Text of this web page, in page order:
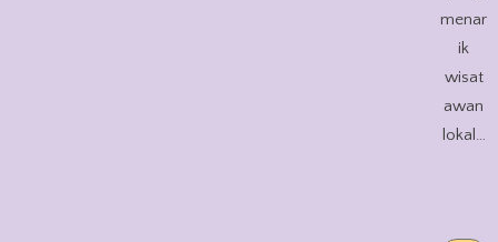
menar
ik
wisat
awan
lokal…